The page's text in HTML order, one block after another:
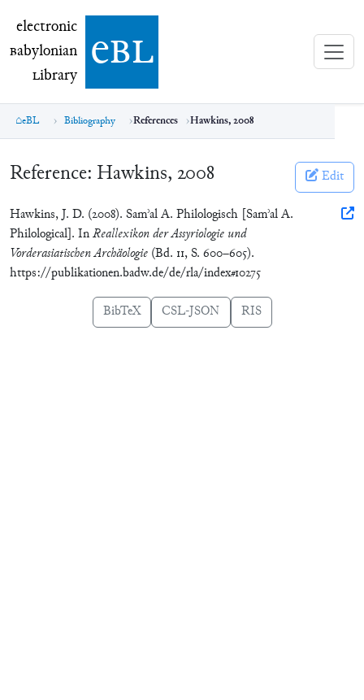
electronic Babylonian Library (eBL)
electronic
Babylonian
Library ebl
eBL Bibliography References Hawkins, 2008
Reference: Hawkins, 2008 Edit
Hawkins, J. D. (2008). Samʾal A. Philologisch [Samʾal A.
Philological]. InReallexikon der Assyriologie und
Vorderasiatischen Archäologie (Bd. 11, S. 600–605).
https://publikationen.badw.de/de/rla/index#10275
BibTeX CSL-JSON RIS